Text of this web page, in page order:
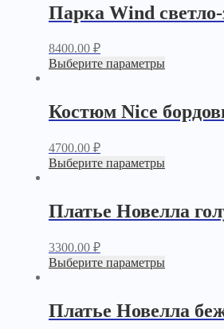
Парка Wind светло-
8400.00 ₽
Выберите параметры
Костюм Nice
4700.00 ₽
Выберите параметры
Платье Новелла
3300.00 ₽
Выберите параметры
Платье Новелла